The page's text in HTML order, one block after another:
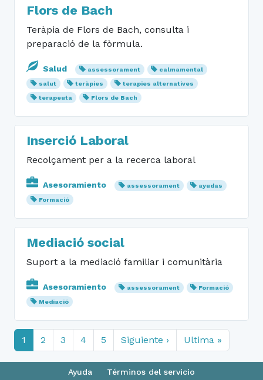
Flors de Bach
Teràpia de Flors de Bach, consulta i
preparació de la fòrmula.
Salud assessorament
calmamental
salut
teràpies
terapies alternatives
terapeuta
Flors de Bach
Inserció Laboral
Recolçament per a la recerca laboral
Asesoramiento assessorament
ayudas
Formació
Mediació social
Suport a la mediació familiar i comunitària
Asesoramiento assessorament
Formació
Mediació
1 2 3 4 5 Siguiente › Ultima »
Ayuda Términos del servicio